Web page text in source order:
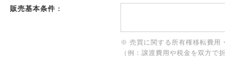
販売基本条件 :
※ 売買に関する所有権移転費用
（例：譲渡費用や税金を双方で